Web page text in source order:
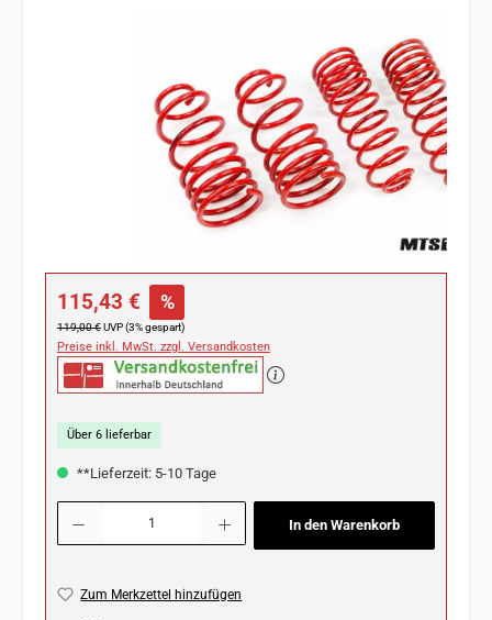
Verkaufspreis:
115,43 € %
Regulärer Preis:
119,00 €UVP (3% gespart)
Preise inkl. MwSt. zzgl. Versandkosten
Über 6 lieferbar
**Lieferzeit: 5-10 Tage
Produkt Anzahl: Gib den gewünschten Wert ein oder benutze die Schaltflächen
In den Warenkorb
Zum Merkzettel hinzufügen